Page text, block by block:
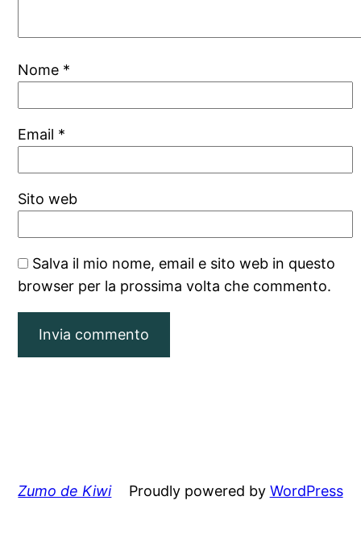
Nome *
Email *
Sito web
Salva il mio nome, email e sito web in questo
browser per la prossima volta che commento.
Zumo de Kiwi Proudly powered by WordPress